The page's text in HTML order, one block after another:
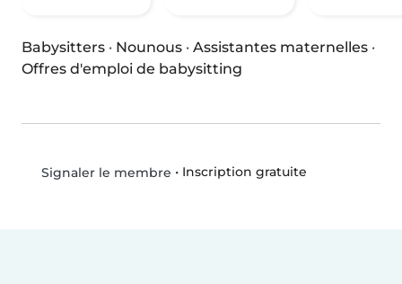
Babysitters · Nounous · Assistantes maternelles ·
Offres d'emploi de babysitting
Signaler le membre • Inscription gratuite